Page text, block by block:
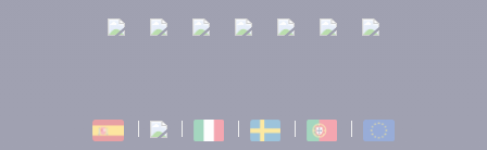
vidéos encore plus passionnants.
peuvent profiter de leur musique et de leurs contenus préférés